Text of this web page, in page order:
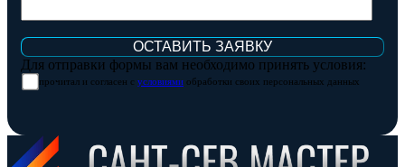
Для отправки формы вам необходимо принять условия:
прочитал и согласен с условиями обработки своих персональных данных